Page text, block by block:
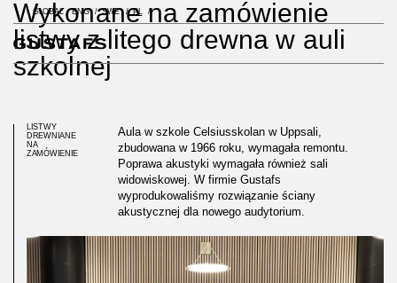
GLOBAL ENG SWE PL
Wykonane na zamówienie
listwy z litego drewna w auli
szkolnej
LISTWY
DREWNIANE
NA
ZAMÓWIENIE
Aula w szkole Celsiusskolan w Uppsali,
zbudowana w 1966 roku, wymagała remontu.
Poprawa akustyki wymagała również sali
widowiskowej. W firmie Gustafs
wyprodukowaliśmy rozwiązanie ściany
akustycznej dla nowego audytorium.